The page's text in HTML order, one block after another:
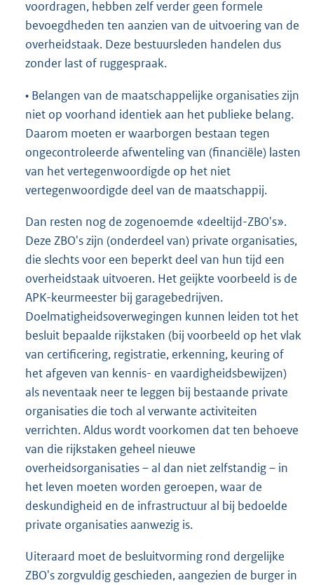
voordragen, hebben zelf verder geen formele
bevoegdheden ten aanzien van de uitvoering van de
overheidstaak. Deze bestuursleden handelen dus
zonder last of ruggespraak.
• Belangen van de maatschappelijke organisaties zijn
niet op voorhand identiek aan het publieke belang.
Daarom moeten er waarborgen bestaan tegen
ongecontroleerde afwenteling van (financiële) lasten
van het vertegenwoordigde op het niet
vertegenwoordigde deel van de maatschappij.
Dan resten nog de zogenoemde «deeltijd-ZBO's».
Deze ZBO's zijn (onderdeel van) private organisaties,
die slechts voor een beperkt deel van hun tijd een
overheidstaak uitvoeren. Het geijkte voorbeeld is de
APK-keurmeester bij garagebedrijven.
Doelmatigheidsoverwegingen kunnen leiden tot het
besluit bepaalde rijkstaken (bij voorbeeld op het vlak
van certificering, registratie, erkenning, keuring of
het afgeven van kennis- en vaardigheidsbewijzen)
als neventaak neer te leggen bij bestaande private
organisaties die toch al verwante activiteiten
verrichten. Aldus wordt voorkomen dat ten behoeve
van die rijkstaken geheel nieuwe
overheidsorganisaties – al dan niet zelfstandig – in
het leven moeten worden geroepen, waar de
deskundigheid en de infrastructuur al bij bedoelde
private organisaties aanwezig is.
Uiteraard moet de besluitvorming rond dergelijke
ZBO's zorgvuldig geschieden, aangezien de burger in